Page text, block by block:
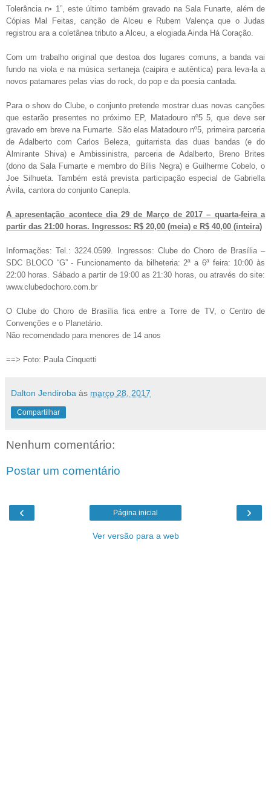
Tolerância n• 1”, este último também gravado na Sala Funarte, além de
Cópias Mal Feitas, canção de Alceu e Rubem Valença que o Judas
registrou ara a coletânea tributo a Alceu, a elogiada Ainda Há Coração.
Com um trabalho original que destoa dos lugares comuns, a banda vai
fundo na viola e na música sertaneja (caipira e autêntica) para leva-la a
novos patamares pelas vias do rock, do pop e da poesia cantada.
Para o show do Clube, o conjunto pretende mostrar duas novas canções
que estarão presentes no próximo EP, Matadouro nº5 5, que deve ser
gravado em breve na Fumarte. São elas Matadouro nº5, primeira parceria
de Adalberto com Carlos Beleza, guitarrista das duas bandas (e do
Almirante Shiva) e Ambissinistra, parceria de Adalberto, Breno Brites
(dono da Sala Fumarte e membro do Bílis Negra) e Guilherme Cobelo, o
Joe Silhueta. Também está prevista participação especial de Gabriella
Ávila, cantora do conjunto Canepla.
A apresentação acontece dia 29 de Março de 2017 – quarta-feira a
partir das 21:00 horas. Ingressos: R$ 20,00 (meia) e R$ 40,00 (inteira)
Informações: Tel.: 3224.0599. Ingressos: Clube do Choro de Brasília –
SDC BLOCO “G” - Funcionamento da bilheteria: 2ª a 6ª feira: 10:00 às
22:00 horas. Sábado a partir de 19:00 as 21:30 horas, ou através do site:
www.clubedochoro.com.br
O Clube do Choro de Brasília fica entre a Torre de TV, o Centro de
Convenções e o Planetário.
Não recomendado para menores de 14 anos
==> Foto: Paula Cinquetti
Dalton Jendiroba às março 28, 2017
Compartilhar
Nenhum comentário:
Postar um comentário
‹ ›
Página inicial
Ver versão para a web